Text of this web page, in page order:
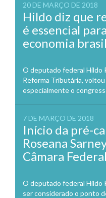
20 DE MARÇO DE 2018
Hildo diz que
é essencial
economia
O deputado federal Hildo
Reforma Tributária,
especialmente o
7 DE MARÇO DE 2018
Início da pré-
Roseana
Câmara Federal
O deputado federal Hildo
ser considerado o ponto